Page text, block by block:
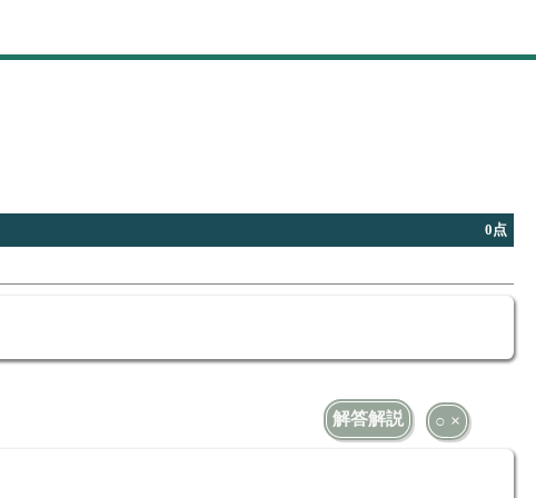
0点
解答解説 ○ ×